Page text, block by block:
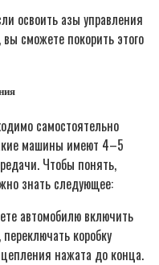
освоить азы управления
сможете покорить этого
самостоятельно
машины имеют 4–5
Чтобы понять,
знать следующее:
автомобилю включить
коробку
нажата до конца.